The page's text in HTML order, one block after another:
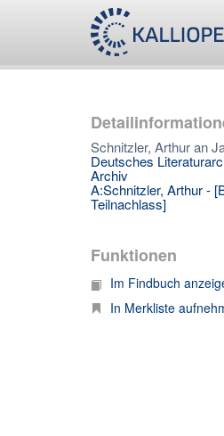
Schnitzler, Arthur an
Deutsches
Archiv
A:Schnitzler, Arthur -
Teilnachlass]
Funktionen
Im Findbuch
In Merkliste